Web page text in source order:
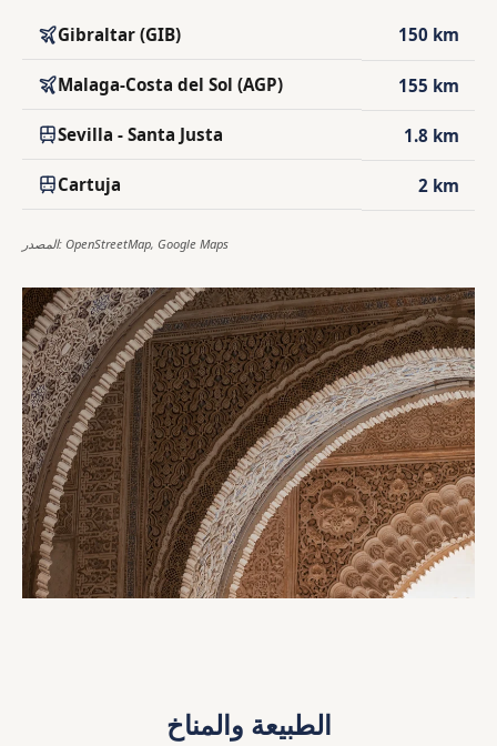
Gibraltar (GIB) 150 km
Malaga-Costa del Sol (AGP) 155 km
Sevilla - Santa Justa 1.8 km
Cartuja 2 km
المصدر: OpenStreetMap, Google Maps
الطبيعة والمناخ